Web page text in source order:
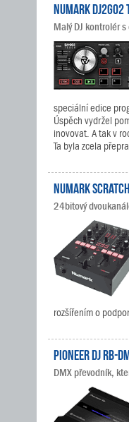
Numark DJ2GO2
Malý DJ kontrolér s
speciální edice
Úspěch vydržel
inovovat. A tak v
Ta byla zcela
Numark Scratch
24bitový
rozšířením o
Pioneer DJ RB-
DMX převodník,